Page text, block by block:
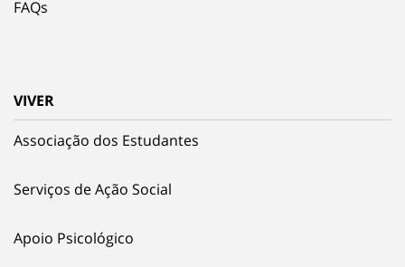
FAQs
VIVER
Associação dos Estudantes
Serviços de Ação Social
Apoio Psicológico